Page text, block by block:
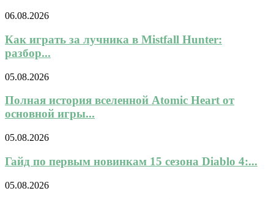
06.08.2026
Как играть за лучника в Mistfall Hunter:
разбор...
05.08.2026
Полная история вселенной Atomic Heart от
основной игры...
05.08.2026
Гайд по первым новинкам 15 сезона Diablo 4:...
05.08.2026